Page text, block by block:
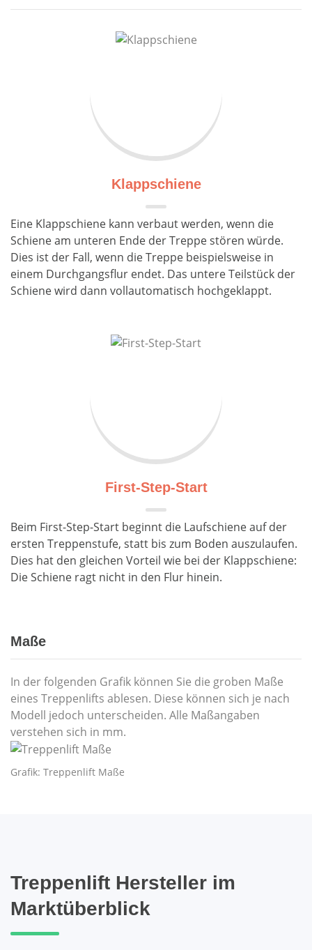
Klappschiene
Eine Klappschiene kann verbaut werden, wenn die
Schiene am unteren Ende der Treppe stören würde.
Dies ist der Fall, wenn die Treppe beispielsweise in
einem Durchgangsflur endet. Das untere Teilstück der
Schiene wird dann vollautomatisch hochgeklappt.
First-Step-Start
Beim First-Step-Start beginnt die Laufschiene auf der
ersten Treppenstufe, statt bis zum Boden auszulaufen.
Dies hat den gleichen Vorteil wie bei der Klappschiene:
Die Schiene ragt nicht in den Flur hinein.
Maße
In der folgenden Grafik können Sie die groben Maße
eines Treppenlifts ablesen. Diese können sich je nach
Modell jedoch unterscheiden. Alle Maßangaben
verstehen sich in mm.
Grafik: Treppenlift Maße
Treppenlift Hersteller im
Marktüberblick